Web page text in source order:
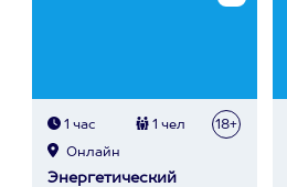
1 час 1 чел 18+
Онлайн
Энергетический